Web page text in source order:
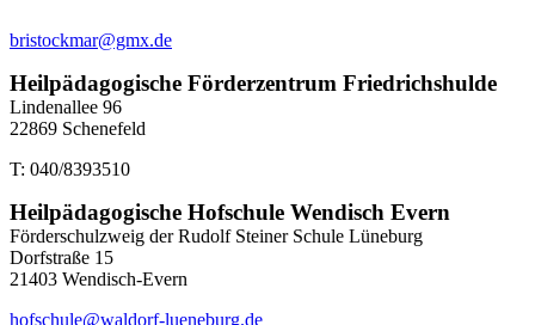
bristockmar@gmx.de
Heilpädagogische Förderzentrum Friedrichshulde
Lindenallee 96
22869 Schenefeld
T: 040/8393510
Heilpädagogische Hofschule Wendisch Evern
Förderschulzweig der Rudolf Steiner Schule Lüneburg
Dorfstraße 15
21403 Wendisch-Evern
hofschule@waldorf-lueneburg.de